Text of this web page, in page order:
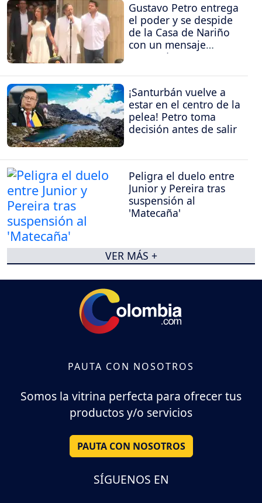
Gustavo Petro entrega
el poder y se despide
de la Casa de Nariño
con un mensaje
contundente
¡Santurbán vuelve a
estar en el centro de la
pelea! Petro toma
decisión antes de salir
Peligra el duelo entre
Junior y Pereira tras
suspensión al
'Matecaña'
VER MÁS +
PAUTA CON NOSOTROS
Somos la vitrina perfecta para ofrecer tus
productos y/o servicios
PAUTA CON NOSOTROS
SÍGUENOS EN